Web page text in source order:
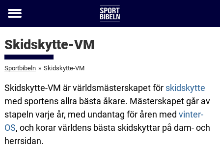
Toggle
Skidskytte-VM
Sportbibeln » Skidskytte-VM
Skidskytte-VM är världsmästerskapet för skidskytte
med sportens allra bästa åkare. Mästerskapet går av
stapeln varje år, med undantag för åren med vinter-
OS, och korar världens bästa skidskyttar på dam- och
herrsidan.